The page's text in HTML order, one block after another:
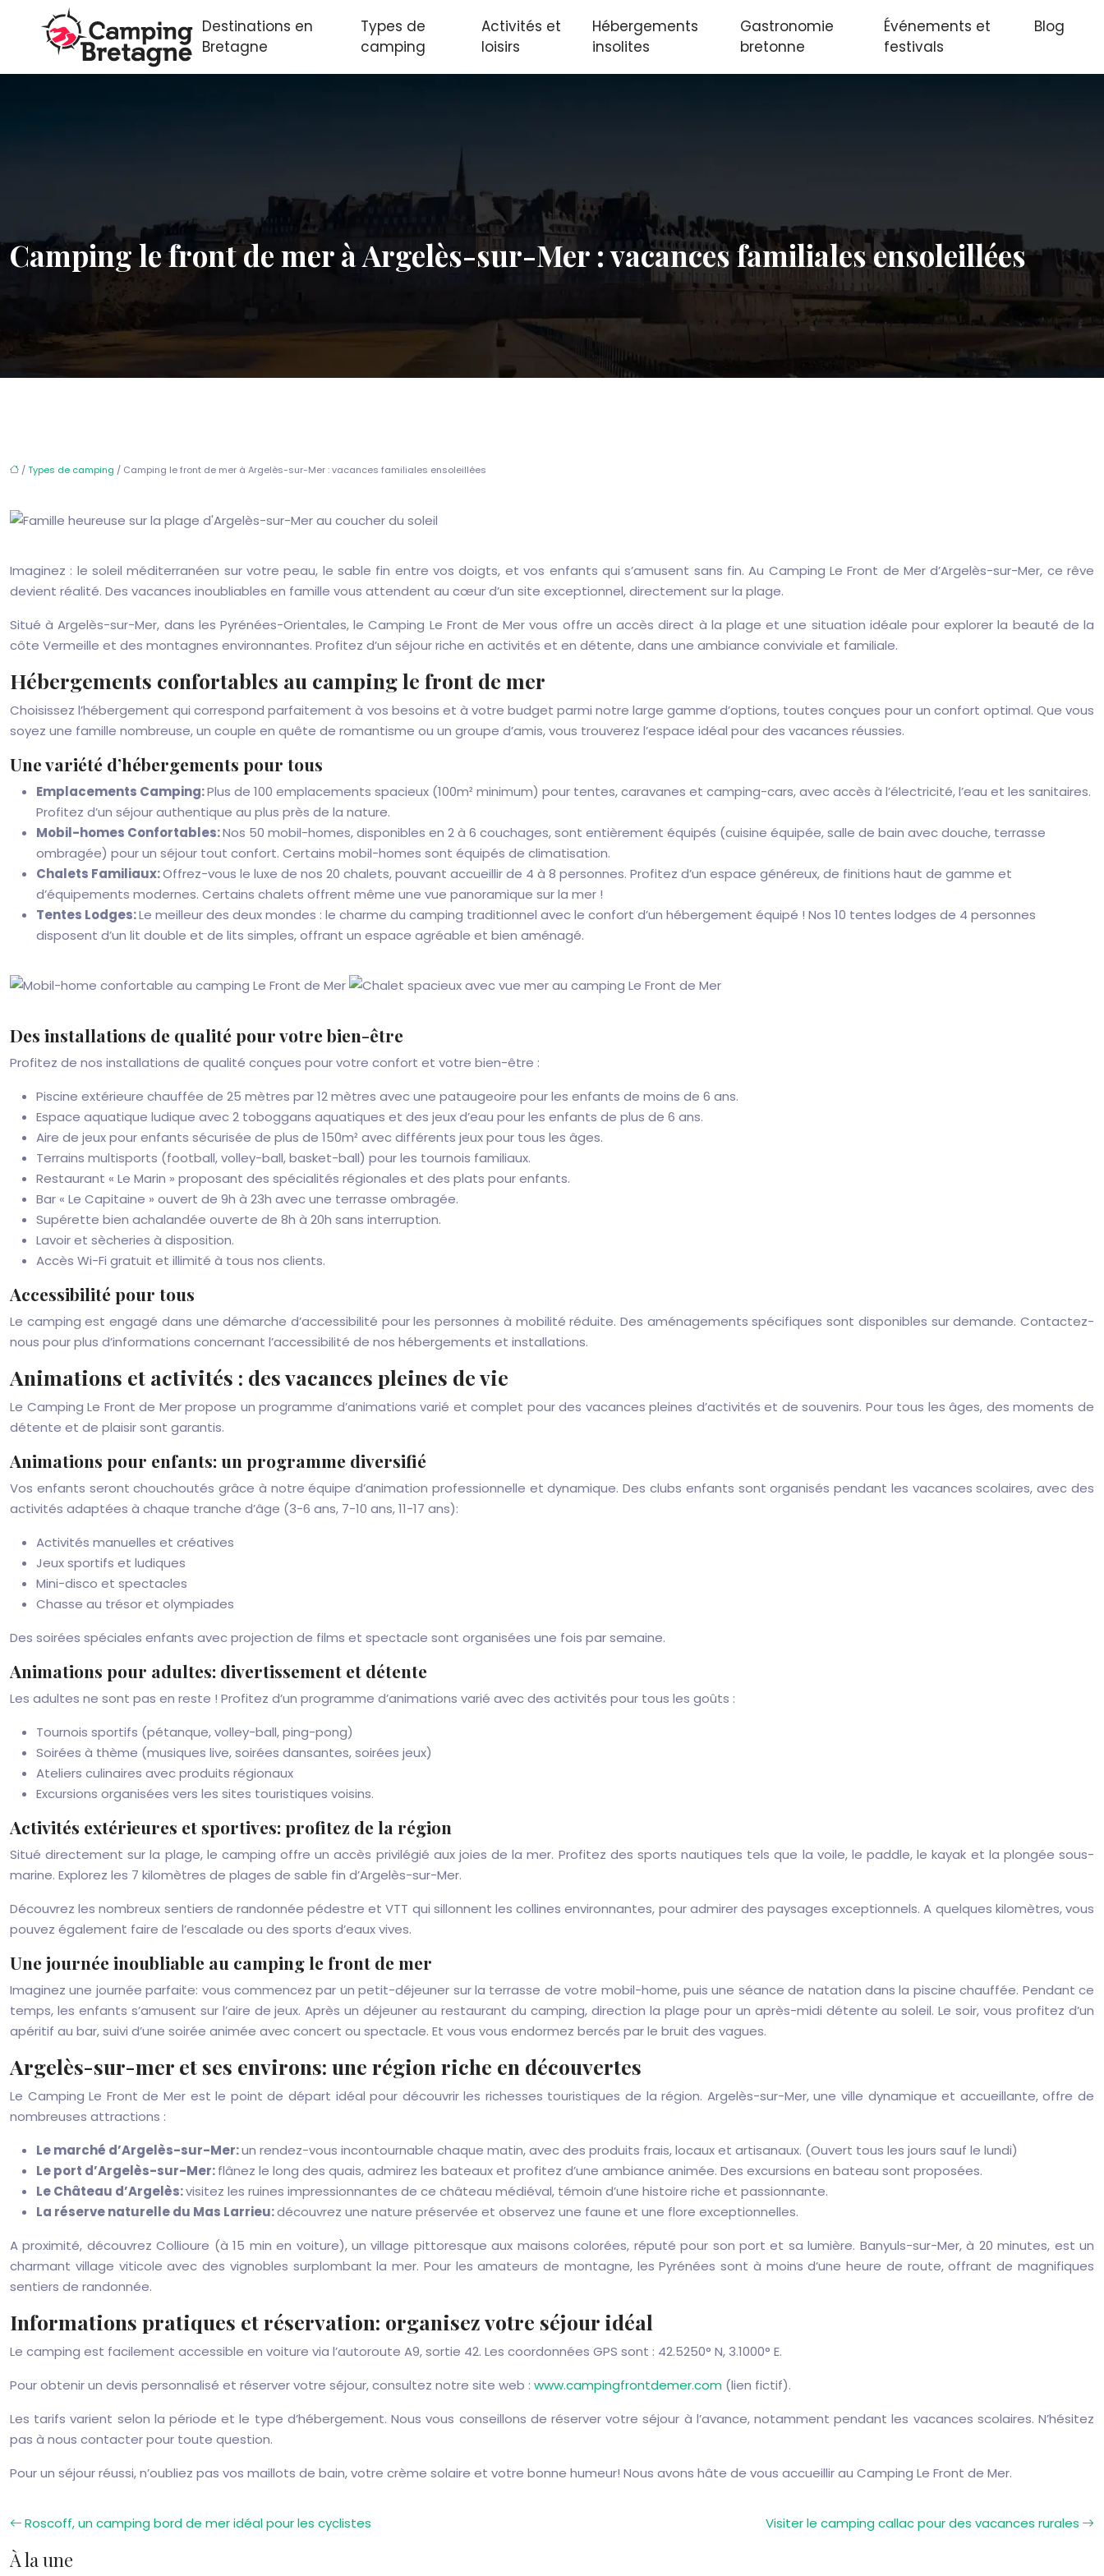
Destinations en
Bretagne
Types de
camping
Activités et
loisirs
Hébergements
insolites
Gastronomie
bretonne
Événements et
festivals
Blog
Camping le front de mer à Argelès-sur-Mer : vacances familiales ensoleillées
/Types de camping / Camping le front de mer à Argelès-sur-Mer : vacances familiales ensoleillées
Imaginez : le soleil méditerranéen sur votre peau, le sable fin entre vos doigts, et vos enfants qui s’amusent sans fin. Au Camping Le Front de Mer d’Argelès-sur-Mer, ce rêve
devient réalité. Des vacances inoubliables en famille vous attendent au cœur d’un site exceptionnel, directement sur la plage.
Situé à Argelès-sur-Mer, dans les Pyrénées-Orientales, le Camping Le Front de Mer vous offre un accès direct à la plage et une situation idéale pour explorer la beauté de la
côte Vermeille et des montagnes environnantes. Profitez d’un séjour riche en activités et en détente, dans une ambiance conviviale et familiale.
Hébergements confortables au camping le front de mer
Choisissez l’hébergement qui correspond parfaitement à vos besoins et à votre budget parmi notre large gamme d’options, toutes conçues pour un confort optimal. Que vous
soyez une famille nombreuse, un couple en quête de romantisme ou un groupe d’amis, vous trouverez l’espace idéal pour des vacances réussies.
Une variété d’hébergements pour tous
Emplacements Camping:Plus de 100 emplacements spacieux (100m² minimum) pour tentes, caravanes et camping-cars, avec accès à l’électricité, l’eau et les sanitaires.
Profitez d’un séjour authentique au plus près de la nature.
Mobil-homes Confortables:Nos 50 mobil-homes, disponibles en 2 à 6 couchages, sont entièrement équipés (cuisine équipée, salle de bain avec douche, terrasse
ombragée) pour un séjour tout confort. Certains mobil-homes sont équipés de climatisation.
Chalets Familiaux:Offrez-vous le luxe de nos 20 chalets, pouvant accueillir de 4 à 8 personnes. Profitez d’un espace généreux, de finitions haut de gamme et
d’équipements modernes. Certains chalets offrent même une vue panoramique sur la mer !
Tentes Lodges:Le meilleur des deux mondes : le charme du camping traditionnel avec le confort d’un hébergement équipé ! Nos 10 tentes lodges de 4 personnes
disposent d’un lit double et de lits simples, offrant un espace agréable et bien aménagé.
Des installations de qualité pour votre bien-être
Profitez de nos installations de qualité conçues pour votre confort et votre bien-être :
Piscine extérieure chauffée de 25 mètres par 12 mètres avec une pataugeoire pour les enfants de moins de 6 ans.
Espace aquatique ludique avec 2 toboggans aquatiques et des jeux d’eau pour les enfants de plus de 6 ans.
Aire de jeux pour enfants sécurisée de plus de 150m² avec différents jeux pour tous les âges.
Terrains multisports (football, volley-ball, basket-ball) pour les tournois familiaux.
Restaurant « Le Marin » proposant des spécialités régionales et des plats pour enfants.
Bar « Le Capitaine » ouvert de 9h à 23h avec une terrasse ombragée.
Supérette bien achalandée ouverte de 8h à 20h sans interruption.
Lavoir et sècheries à disposition.
Accès Wi-Fi gratuit et illimité à tous nos clients.
Accessibilité pour tous
Le camping est engagé dans une démarche d’accessibilité pour les personnes à mobilité réduite. Des aménagements spécifiques sont disponibles sur demande. Contactez-
nous pour plus d’informations concernant l’accessibilité de nos hébergements et installations.
Animations et activités : des vacances pleines de vie
Le Camping Le Front de Mer propose un programme d’animations varié et complet pour des vacances pleines d’activités et de souvenirs. Pour tous les âges, des moments de
détente et de plaisir sont garantis.
Animations pour enfants: un programme diversifié
Vos enfants seront chouchoutés grâce à notre équipe d’animation professionnelle et dynamique. Des clubs enfants sont organisés pendant les vacances scolaires, avec des
activités adaptées à chaque tranche d’âge (3-6 ans, 7-10 ans, 11-17 ans):
Activités manuelles et créatives
Jeux sportifs et ludiques
Mini-disco et spectacles
Chasse au trésor et olympiades
Des soirées spéciales enfants avec projection de films et spectacle sont organisées une fois par semaine.
Animations pour adultes: divertissement et détente
Les adultes ne sont pas en reste ! Profitez d’un programme d’animations varié avec des activités pour tous les goûts :
Tournois sportifs (pétanque, volley-ball, ping-pong)
Soirées à thème (musiques live, soirées dansantes, soirées jeux)
Ateliers culinaires avec produits régionaux
Excursions organisées vers les sites touristiques voisins.
Activités extérieures et sportives: profitez de la région
Situé directement sur la plage, le camping offre un accès privilégié aux joies de la mer. Profitez des sports nautiques tels que la voile, le paddle, le kayak et la plongée sous-
marine. Explorez les 7 kilomètres de plages de sable fin d’Argelès-sur-Mer.
Découvrez les nombreux sentiers de randonnée pédestre et VTT qui sillonnent les collines environnantes, pour admirer des paysages exceptionnels. A quelques kilomètres, vous
pouvez également faire de l’escalade ou des sports d’eaux vives.
Une journée inoubliable au camping le front de mer
Imaginez une journée parfaite: vous commencez par un petit-déjeuner sur la terrasse de votre mobil-home, puis une séance de natation dans la piscine chauffée. Pendant ce
temps, les enfants s’amusent sur l’aire de jeux. Après un déjeuner au restaurant du camping, direction la plage pour un après-midi détente au soleil. Le soir, vous profitez d’un
apéritif au bar, suivi d’une soirée animée avec concert ou spectacle. Et vous vous endormez bercés par le bruit des vagues.
Argelès-sur-mer et ses environs: une région riche en découvertes
Le Camping Le Front de Mer est le point de départ idéal pour découvrir les richesses touristiques de la région. Argelès-sur-Mer, une ville dynamique et accueillante, offre de
nombreuses attractions :
Le marché d’Argelès-sur-Mer:un rendez-vous incontournable chaque matin, avec des produits frais, locaux et artisanaux. (Ouvert tous les jours sauf le lundi)
Le port d’Argelès-sur-Mer:flânez le long des quais, admirez les bateaux et profitez d’une ambiance animée. Des excursions en bateau sont proposées.
Le Château d’Argelès:visitez les ruines impressionnantes de ce château médiéval, témoin d’une histoire riche et passionnante.
La réserve naturelle du Mas Larrieu:découvrez une nature préservée et observez une faune et une flore exceptionnelles.
A proximité, découvrez Collioure (à 15 min en voiture), un village pittoresque aux maisons colorées, réputé pour son port et sa lumière. Banyuls-sur-Mer, à 20 minutes, est un
charmant village viticole avec des vignobles surplombant la mer. Pour les amateurs de montagne, les Pyrénées sont à moins d’une heure de route, offrant de magnifiques
sentiers de randonnée.
Informations pratiques et réservation: organisez votre séjour idéal
Le camping est facilement accessible en voiture via l’autoroute A9, sortie 42. Les coordonnées GPS sont : 42.5250° N, 3.1000° E.
Pour obtenir un devis personnalisé et réserver votre séjour, consultez notre site web : www.campingfrontdemer.com (lien fictif).
Les tarifs varient selon la période et le type d’hébergement. Nous vous conseillons de réserver votre séjour à l’avance, notamment pendant les vacances scolaires. N’hésitez
pas à nous contacter pour toute question.
Pour un séjour réussi, n’oubliez pas vos maillots de bain, votre crème solaire et votre bonne humeur! Nous avons hâte de vous accueillir au Camping Le Front de Mer.
Roscoff, un camping bord de mer idéal pour les cyclistes Visiter le camping callac pour des vacances rurales
À la une